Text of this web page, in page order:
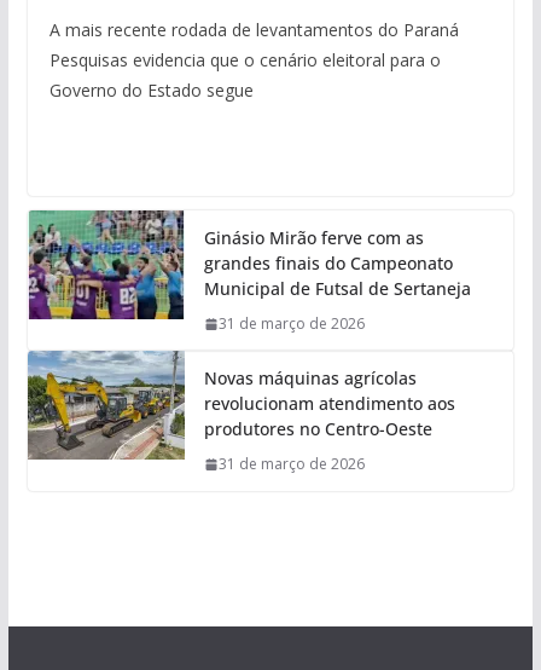
A mais recente rodada de levantamentos do Paraná
Pesquisas evidencia que o cenário eleitoral para o
Governo do Estado segue
Ginásio Mirão ferve com as
grandes finais do Campeonato
Municipal de Futsal de Sertaneja
31 de março de 2026
Novas máquinas agrícolas
revolucionam atendimento aos
produtores no Centro-Oeste
31 de março de 2026